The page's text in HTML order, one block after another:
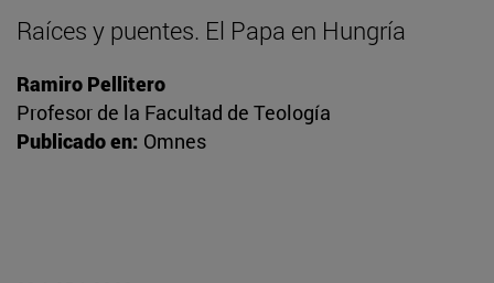
Raíces y puentes. El Papa en Hungría
Ramiro Pellitero
Profesor de la Facultad de Teología
Publicado en: Omnes